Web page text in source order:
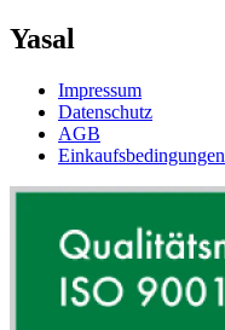
Yasal
Impressum
Datenschutz
AGB
Einkaufsbedingungen